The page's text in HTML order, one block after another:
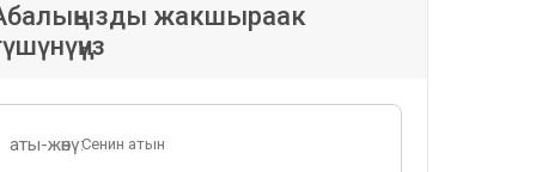
жакшыраак
аты-жөнү: